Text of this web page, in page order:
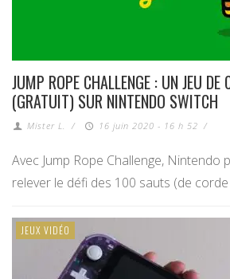
JUMP ROPE CHALLENGE : UN JEU DE
(GRATUIT) SUR NINTENDO SWITCH
Mister L. / 16 juin 2020 - 16 h 52 /
Avec Jump Rope Challenge, Nintendo
relever le défi des 100 sauts (de
JEUX VIDÉO